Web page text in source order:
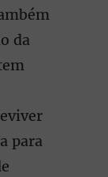
da
para